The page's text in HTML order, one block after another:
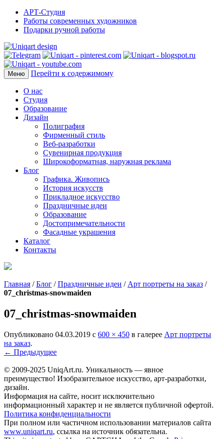
АРТ-Студия
Работы современных художников
Подарки ручной работы
Меню Перейти к содержимому
О нас
Студия
Образование
Дизайн
Полиграфия
Фирменный стиль
Веб-разработки
Сувенирная продукция
Широкоформатная, наружная реклама
Блог
Графика. Живопись
История искусств
Прикладное искусство
Праздничные идеи
Образование
Достопримечательности
Фасадные украшения
Каталог
Контакты
Главная /Блог /Праздничные идеи / Арт портреты на заказ /
07_christmas-snowmaiden
07_christmas-snowmaiden
Опубликовано 04.03.2019 с 600 × 450 в галерее Арт портреты
на заказ.
← Предыдущее
© 2009-2025 UniqАrt.ru. Уникальность — явное
преимущество! Изобразительное искусство, арт-разработки,
дизайн.
Информация на сайте, носит исключительно
информационный характер и не является публичной офертой.
Политика конфиденциальности
При полном или частичном использовании материалов сайта
www.uniqart.ru, ссылка на источник обязательна.